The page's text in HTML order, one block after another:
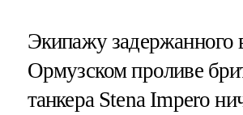
Экипажу задержанного
Ормузском проливе
танкера Stena Impero